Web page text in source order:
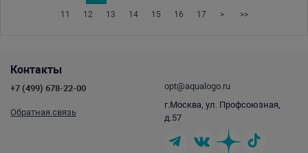
11 12 13 14 15 16 17 > >>
Контакты
+7 (499) 678-22-00
Обратная связь
opt@aqualogo.ru
г.Москва, ул. Профсоюзная,
д.57